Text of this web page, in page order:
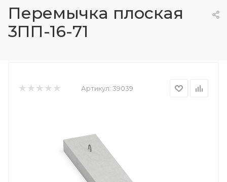
Перемычка плоская
3ПП-16-71
Артикул: 39039